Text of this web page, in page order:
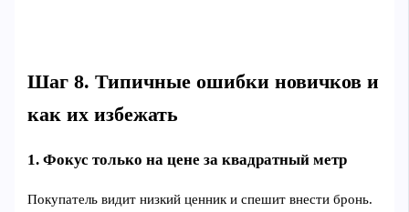
Шаг 8. Типичные ошибки новичков и
как их избежать
1. Фокус только на цене за квадратный метр
Покупатель видит низкий ценник и спешит внести бронь.